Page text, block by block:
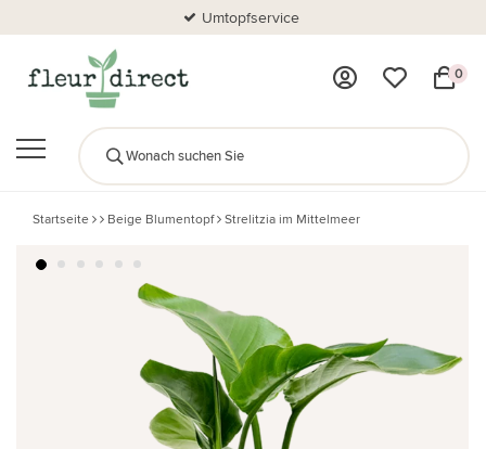
Umtopfservice
0
Startseite Beige Blumentopf Strelitzia im Mittelmeer